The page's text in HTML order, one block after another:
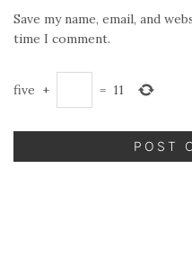
Save my name, email, and
time I comment.
five + = 11